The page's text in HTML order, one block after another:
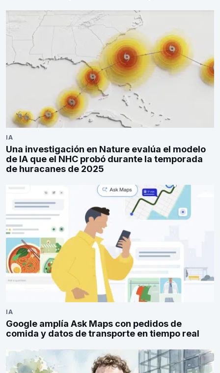
IA
Una investigación en Nature evalúa el modelo
de IA que el NHC probó durante la temporada
de huracanes de 2025
IA
Google amplía Ask Maps con pedidos de
comida y datos de transporte en tiempo real